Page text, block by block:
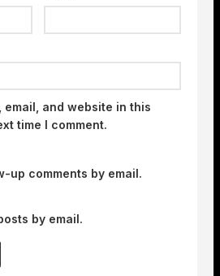
email, and website in this
time I comment.
up comments by email.
by email.